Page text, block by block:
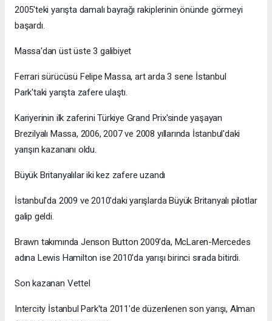
2005'teki yarışta damalı bayrağı rakiplerinin önünde görmeyi
başardı.
Massa'dan üst üste 3 galibiyet
Ferrari sürücüsü Felipe Massa, art arda 3 sene İstanbul
Park'taki yarışta zafere ulaştı.
Kariyerinin ilk zaferini Türkiye Grand Prix'sinde yaşayan
Brezilyalı Massa, 2006, 2007 ve 2008 yıllarında İstanbul'daki
yarışın kazananı oldu.
Büyük Britanyalılar iki kez zafere uzandı
İstanbul'da 2009 ve 2010'daki yarışlarda Büyük Britanyalı pilotlar
galip geldi.
Brawn takımında Jenson Button 2009'da, McLaren-Mercedes
adına Lewis Hamilton ise 2010'da yarışı birinci sırada bitirdi.
Son kazanan Vettel
Intercity İstanbul Park'ta 2011'de düzenlenen son yarışı, Alman